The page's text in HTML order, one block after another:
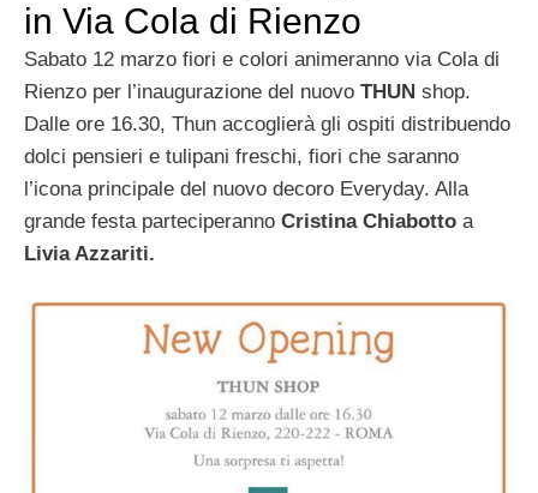
in Via Cola di Rienzo
Sabato 12 marzo fiori e colori animeranno via Cola di
Rienzo per l’inaugurazione del nuovo THUN shop.
Dalle ore 16.30, Thun accoglierà gli ospiti distribuendo
dolci pensieri e tulipani freschi, fiori che saranno
l’icona principale del nuovo decoro Everyday. Alla
grande festa parteciperanno Cristina Chiabotto a
Livia Azzariti.